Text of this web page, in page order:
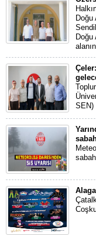
Doğu
Doğu
SEN)